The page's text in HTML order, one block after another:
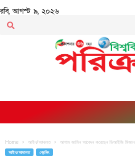
রবি, আগস্ট ৯, ২০২৬
Home আইন/আদালত আগাম জামিন আবেদন করেছেন ডিআইজি মিজান
আইন/আদালত ব্রেকিং